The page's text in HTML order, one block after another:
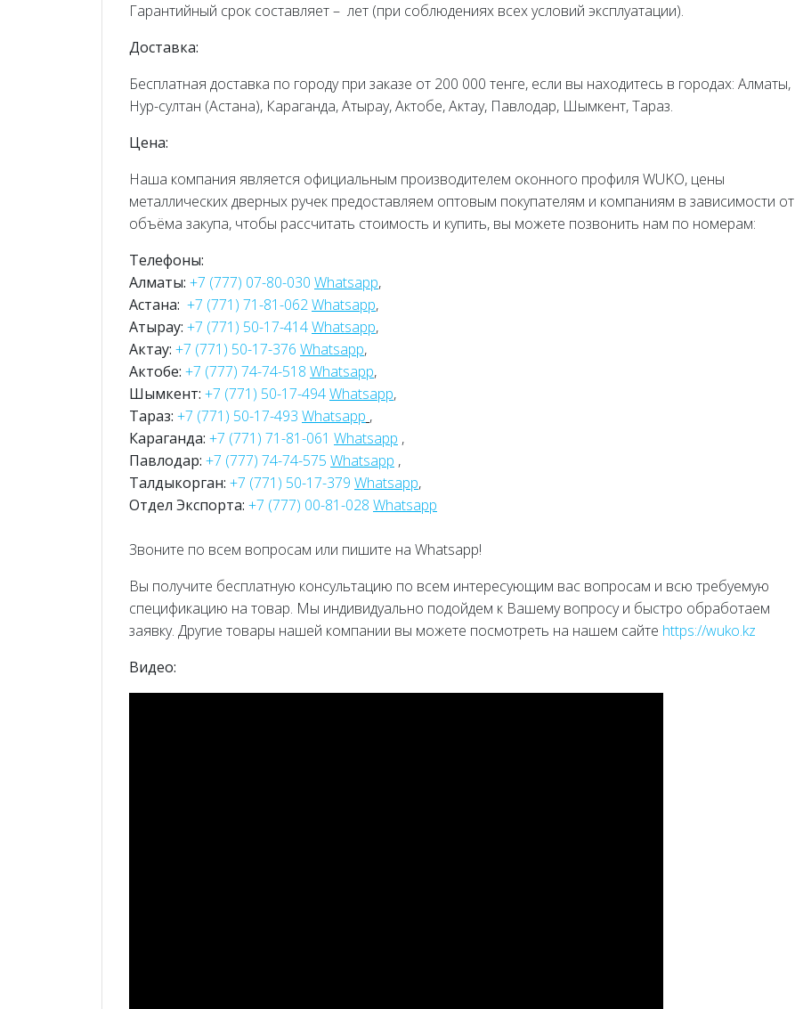
Гарантийный срок составляет – лет (при соблюдениях всех условий эксплуатации).
Доставка:
Бесплатная доставка по городу при заказе от 200 000 тенге, если вы находитесь в городах: Алматы,
Нур-султан (Астана), Караганда, Атырау, Актобе, Актау, Павлодар, Шымкент, Тараз.
Цена:
Наша компания является официальным производителем оконного профиля WUKO, цены
металлических дверных ручек предоставляем оптовым покупателям и компаниям в зависимости от
объёма закупа, чтобы рассчитать стоимость и купить, вы можете позвонить нам по номерам:
Телефоны:
Алматы: +7 (777) 07-80-030 Whatsapp,
Астана: +7 (771) 71-81-062Whatsapp,
Атырау: +7 (771) 50-17-414Whatsapp,
Актау: +7 (771) 50-17-376 Whatsapp,
Актобе: +7 (777) 74-74-518 Whatsapp,
Шымкент: +7 (771) 50-17-494Whatsapp,
Тараз: +7 (771) 50-17-493 Whatsapp ,
Караганда: +7 (771) 71-81-061 Whatsapp ,
Павлодар: +7 (777) 74-74-575 Whatsapp ,
Талдыкорган: +7 (771) 50-17-379 Whatsapp,
Отдел Экспорта: +7 (777) 00-81-028 Whatsapp
Звоните по всем вопросам или пишите на Whatsapp!
Вы получите бесплатную консультацию по всем интересующим вас вопросам и всю требуемую
спецификацию на товар. Мы индивидуально подойдем к Вашему вопросу и быстро обработаем
заявку. Другие товары нашей компании вы можете посмотреть на нашем сайте https://wuko.kz
Видео: